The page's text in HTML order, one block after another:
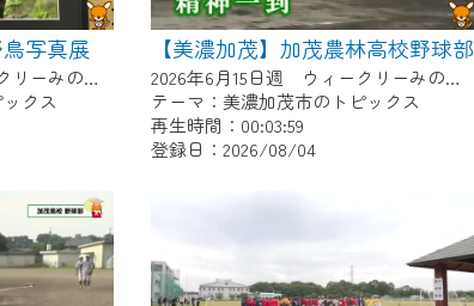
鳥写真展
2026年6月22日週 ウィークリーみのかもにて放送
クス
【美濃加茂】加茂農林高校野球部
2026年6月15日週 ウィークリーみのかもにて放送
テーマ：美濃加茂市のトピックス
再生時間：00:03:59
登録日：2026/08/04